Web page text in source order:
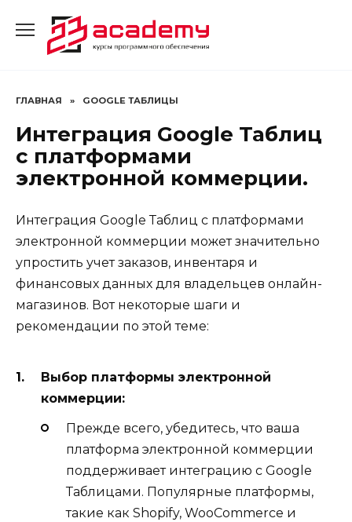
содержанию
ГЛАВНАЯ » GOOGLE ТАБЛИЦЫ
Интеграция Google Таблиц
с платформами
электронной коммерции.
Интеграция Google Таблиц с платформами
электронной коммерции может значительно
упростить учет заказов, инвентаря и
финансовых данных для владельцев онлайн-
магазинов. Вот некоторые шаги и
рекомендации по этой теме:
Выбор платформы электронной
коммерции:
Прежде всего, убедитесь, что ваша
платформа электронной коммерции
поддерживает интеграцию с Google
Таблицами. Популярные платформы,
такие как Shopify, WooCommerce и